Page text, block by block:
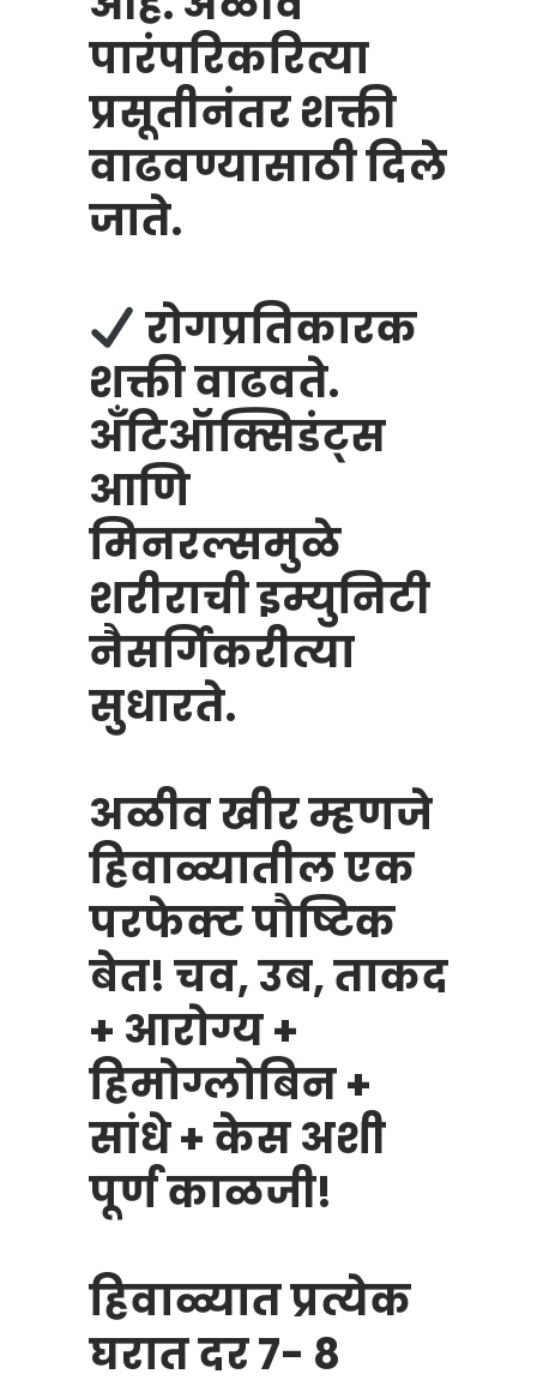
पारंपरिकरित्या
प्रसूतीनंतर शक्ती
वाढवण्यासाठी दिले
जाते.
रोगप्रतिकारक
शक्ती वाढवते.
अँटिऑक्सिडंट्स
आणि
मिनरल्समुळे
शरीराची इम्युनिटी
नैसर्गिकरीत्या
सुधारते.
अळीव खीर म्हणजे
हिवाळ्यातील एक
परफेक्ट पौष्टिक
बेत! चव, उब, ताकद
+ आरोग्य +
हिमोग्लोबिन +
सांधे + केस अशी
पूर्ण काळजी!
हिवाळ्यात प्रत्येक
घरात दर 7- 8